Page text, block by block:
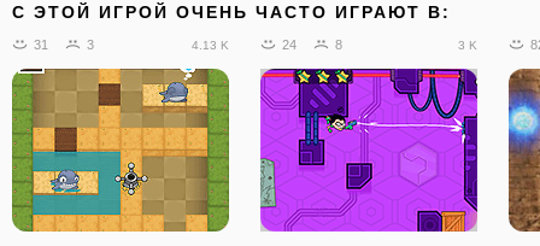
C ЭТОЙ ИГРОЙ ОЧЕНЬ ЧАСТО ИГРАЮТ В:
31 3 4.13 K 24 8 3 K